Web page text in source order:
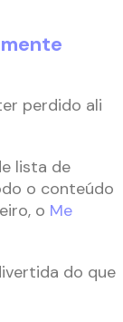
perdido ali
lista de
o conteúdo
o Me
do que